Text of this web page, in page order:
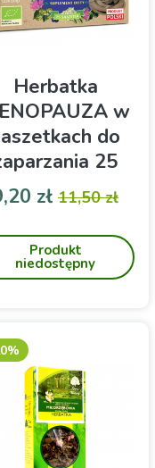
Herbatka
w
do
25
sztuk Dary
Natury
Mieszanka
ziół do zaparzania w
saszetkach
złCena
11,50 zł
Produkt
niedostępny